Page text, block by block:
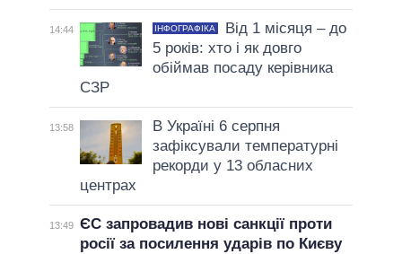
14:44 ІНФОГРАФІКА
Від 1 місяця – до
5 років: хто і як довго
обіймав посаду керівника
СЗР
13:58
В Україні 6 серпня
зафіксували температурні
рекорди у 13 обласних
центрах
13:49 ЄС запровадив нові санкції проти
росії за посилення ударів по Києву